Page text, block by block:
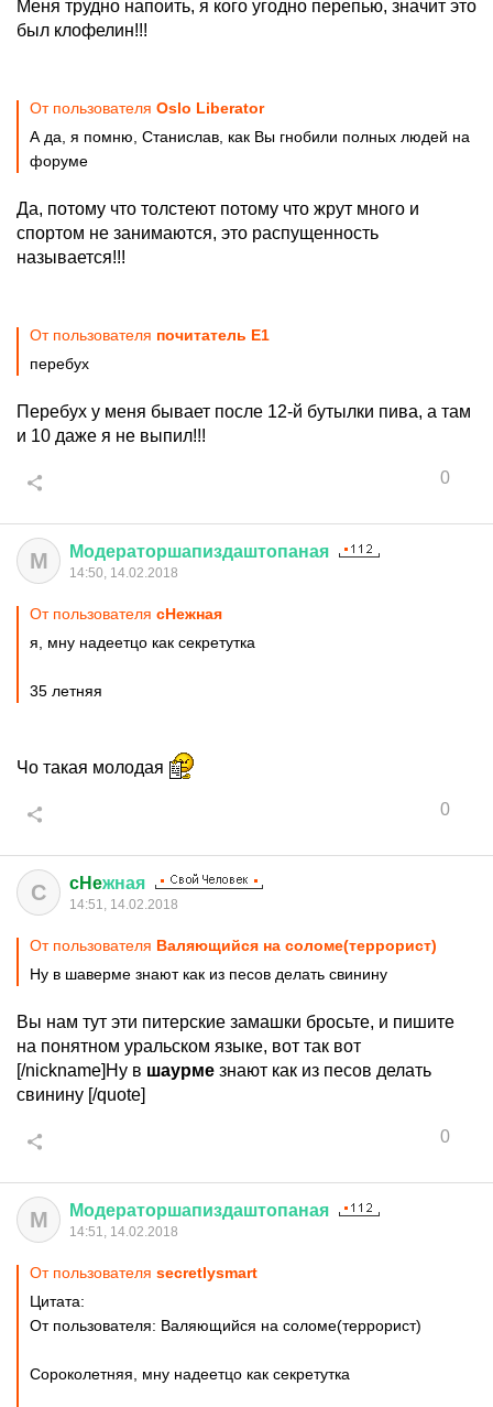
Меня трудно напоить, я кого угодно перепью, значит это
был клофелин!!!
От пользователя Oslo Liberator
А да, я помню, Станислав, как Вы гнобили полных людей на
форуме
Да, потому что толстеют потому что жрут много и
спортом не занимаются, это распущенность
называется!!!
От пользователя почитатель Е1
перебух
Перебух у меня бывает после 12-й бутылки пива, а там
и 10 даже я не выпил!!!
0
М Модераторшапиздаштопаная
14:50, 14.02.2018
От пользователя cHeжная
я, мну надеетцо как секретутка
35 летняя
Чо такая молодая
0
C cHeжная
14:51, 14.02.2018
От пользователя Валяющийся на соломе(террорист)
Ну в шаверме знают как из песов делать свинину
Вы нам тут эти питерские замашки бросьте, и пишите
на понятном уральском языке, вот так вот
[/nickname]Ну в шаурме знают как из песов делать
свинину [/quote]
0
М Модераторшапиздаштопаная
14:51, 14.02.2018
От пользователя secretlysmart
Цитата:
От пользователя: Валяющийся на соломе(террорист)
Сороколетняя, мну надеетцо как секретутка